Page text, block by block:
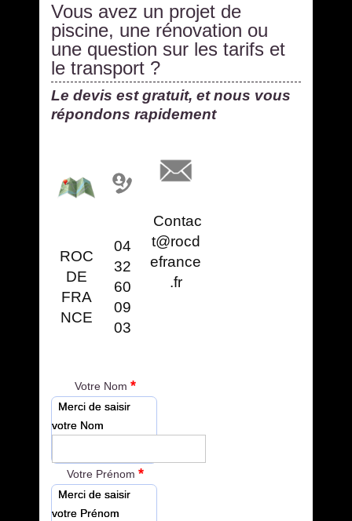
Vous avez un projet de
piscine, une rénovation ou
une question sur les tarifs et
le transport ?
Le devis est gratuit, et nous vous
répondons rapidement
ROC
DE
FRA
NCE
04
32
60
09
03
Contac
t@rocd
efrance
.fr
Votre Nom*
Merci de saisir
votre Nom
Votre Prénom*
Merci de saisir
votre Prénom